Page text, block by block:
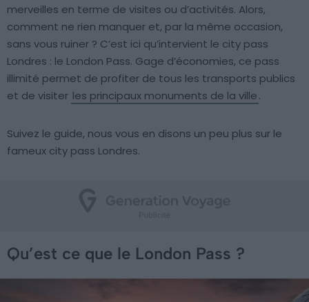
merveilles en terme de visites ou d’activités. Alors,
comment ne rien manquer et, par la même occasion,
sans vous ruiner ? C’est ici qu’intervient le city pass
Londres : le London Pass. Gage d’économies, ce pass
illimité permet de profiter de tous les transports publics
et de visiter les principaux monuments de la ville.
Suivez le guide, nous vous en disons un peu plus sur le
fameux city pass Londres.
Qu’est ce que le London Pass ?